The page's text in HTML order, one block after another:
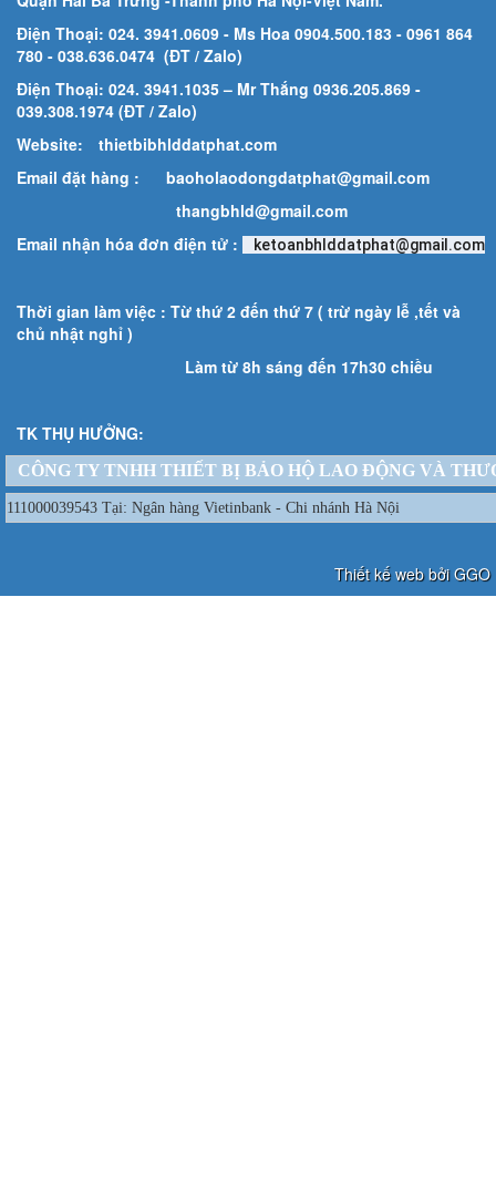
Điện Thoại: 024. 3941.0609 - Ms Hoa 0904.500.183 - 0961 864
780 - 038.636.0474 (ĐT / Zalo)
Điện Thoại: 024. 3941.1035 – Mr Thắng 0936.205.869 -
039.308.1974 (ĐT / Zalo)
Website:
thietbibhlddatphat.com
Email đặt hàng : baoholaodongdatphat@gmail.com
thangbhld@gmail.com
Email nhận hóa đơn điện tử :
ketoanbhlddatphat@gmail.com
Thời gian làm việc : Từ thứ 2 đến thứ 7 ( trừ ngày lễ ,tết và
chủ nhật nghỉ )
Làm từ 8h sáng đến 17h30 chiều
TK THỤ HƯỞNG:
CÔNG TY TNHH THIẾT BỊ BẢO HỘ LAO ĐỘNG VÀ
111000039543 Tại: Ngân hàng Vietinbank - Chi nhánh Hà Nội
Thiết kế web bởi GGO